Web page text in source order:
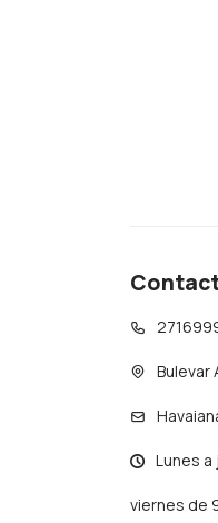
Bulevar
Lunes a
viernes de